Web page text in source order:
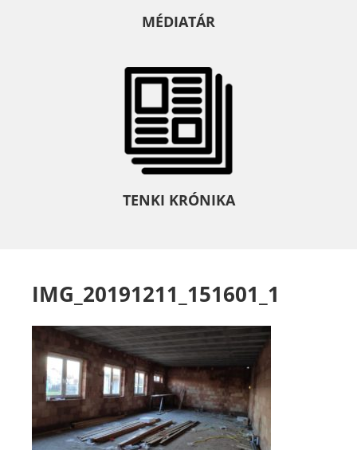
MÉDIATÁR
TENKI KRÓNIKA
IMG_20191211_151601_1